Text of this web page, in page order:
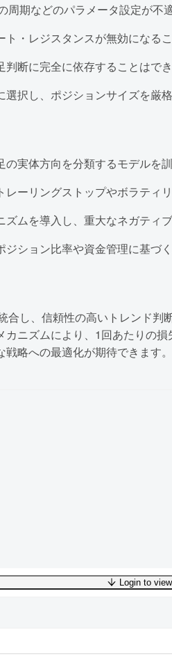
期などのパラメータ設定が不
・レジスタンスが無効になる
断に完全に依存することはでき
択し、ポジションサイズを厳
実体方向を分類するモデルを
ーリングストップやボラティ
ムを導入し、重大なネガティ
ション比率や資金管理に基づ
し、信頼性の高いトレンド
ニズムにより、1回あたりの
略への最適化が期待できます。
Login to